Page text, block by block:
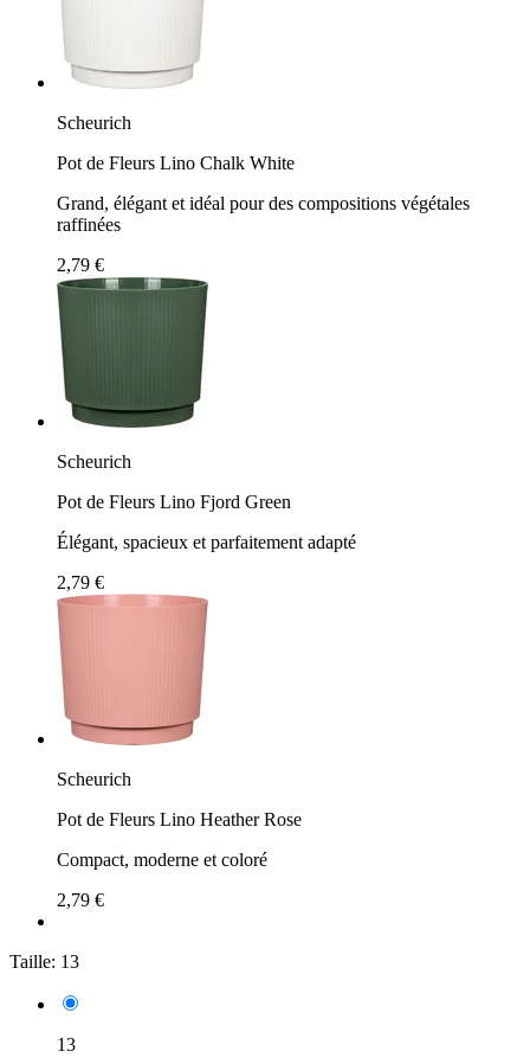
Scheurich
Pot de Fleurs Lino Chalk White
Grand, élégant et idéal pour des compositions végétales
raffinées
2,79 €
Scheurich
Pot de Fleurs Lino Fjord Green
Élégant, spacieux et parfaitement adapté
2,79 €
Scheurich
Pot de Fleurs Lino Heather Rose
Compact, moderne et coloré
2,79 €
Taille: 13
13